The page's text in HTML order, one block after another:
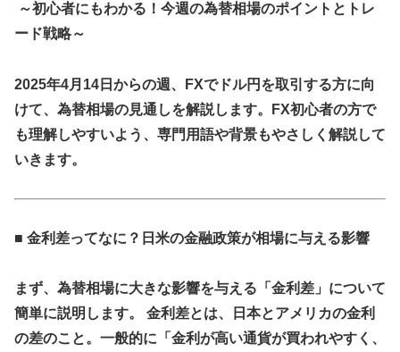
～初心者にもわかる！今週の為替相場のポイントとトレ
ード戦略～
2025年4月14日からの週、FXでドル円を取引する方に向
けて、為替相場の見通しを解説します。FX初心者の方で
も理解しやすいよう、専門用語や背景もやさしく解説して
いきます。
■ 金利差ってなに？日米の金融政策が相場に与える影響
まず、為替相場に大きな影響を与える「金利差」について
簡単に説明します。 金利差とは、日本とアメリカの金利
の差のこと。一般的に「金利が高い通貨が買われやすく、